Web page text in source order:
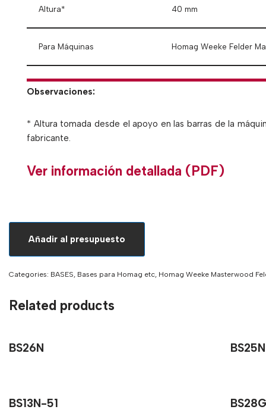
Altura* 40 mm
Para Máquinas Homag Weeke Felder
Observaciones:
* Altura tomada desde el apoyo en las barras de la
fabricante.
Ver información detallada (PDF)
Añadir al presupuesto
Categories: BASES, Bases para Homag etc, Homag Weeke Masterwood
Related products
BS26N BS25N
BS13N-51